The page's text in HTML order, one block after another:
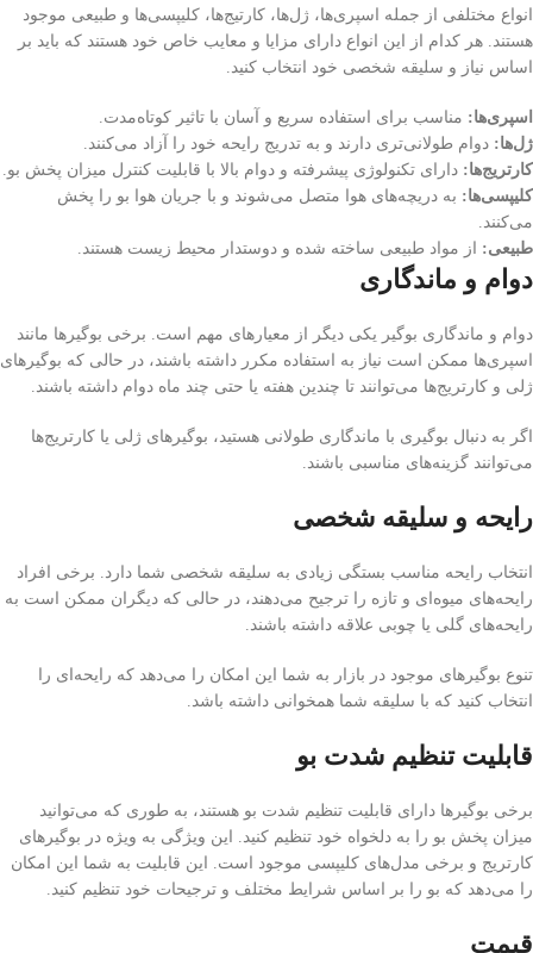
انواع مختلفی از جمله اسپری‌ها، ژل‌ها، کارتیج‌ها، کلیپسی‌ها و طبیعی موجود
هستند. هر کدام از این انواع دارای مزایا و معایب خاص خود هستند که باید بر
اساس نیاز و سلیقه شخصی خود انتخاب کنید.
اسپری‌ها: مناسب برای استفاده سریع و آسان با تاثیر کوتاه‌مدت.
ژل‌ها: دوام طولانی‌تری دارند و به تدریج رایحه خود را آزاد می‌کنند.
کارتریج‌ها: دارای تکنولوژی پیشرفته و دوام بالا با قابلیت کنترل میزان پخش بو.
کلیپسی‌ها: به دریچه‌های هوا متصل می‌شوند و با جریان هوا بو را پخش
می‌کنند.
طبیعی: از مواد طبیعی ساخته شده و دوستدار محیط زیست هستند.
دوام و ماندگاری
دوام و ماندگاری بوگیر یکی دیگر از معیارهای مهم است. برخی بوگیرها مانند
اسپری‌ها ممکن است نیاز به استفاده مکرر داشته باشند، در حالی که بوگیرهای
ژلی و کارتریج‌ها می‌توانند تا چندین هفته یا حتی چند ماه دوام داشته باشند.
اگر به دنبال بوگیری با ماندگاری طولانی هستید، بوگیرهای ژلی یا کارتریج‌ها
می‌توانند گزینه‌های مناسبی باشند.
رایحه و سلیقه شخصی
انتخاب رایحه مناسب بستگی زیادی به سلیقه شخصی شما دارد. برخی افراد
رایحه‌های میوه‌ای و تازه را ترجیح می‌دهند، در حالی که دیگران ممکن است به
رایحه‌های گلی یا چوبی علاقه داشته باشند.
تنوع بوگیرهای موجود در بازار به شما این امکان را می‌دهد که رایحه‌ای را
انتخاب کنید که با سلیقه شما همخوانی داشته باشد.
قابلیت تنظیم شدت بو
برخی بوگیرها دارای قابلیت تنظیم شدت بو هستند، به طوری که می‌توانید
میزان پخش بو را به دلخواه خود تنظیم کنید. این ویژگی به ویژه در بوگیرهای
کارتریج و برخی مدل‌های کلیپسی موجود است. این قابلیت به شما این امکان
را می‌دهد که بو را بر اساس شرایط مختلف و ترجیحات خود تنظیم کنید.
قیمت